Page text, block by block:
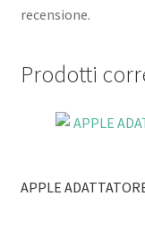
recensione.
Prodotti
APPLE